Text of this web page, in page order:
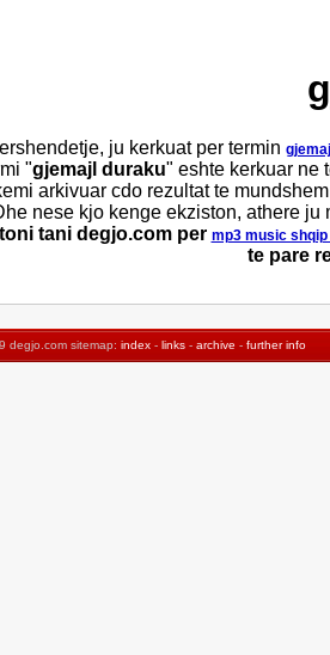
ju kerkuat per termin
"gjemajl duraku" eshte kerkuar ne
arkivuar cdo rezultat te
nese kjo kenge ekziston, athere
tani degjo.com per mp3 music
te pare
degjo.com sitemap: index - links - archive - further info